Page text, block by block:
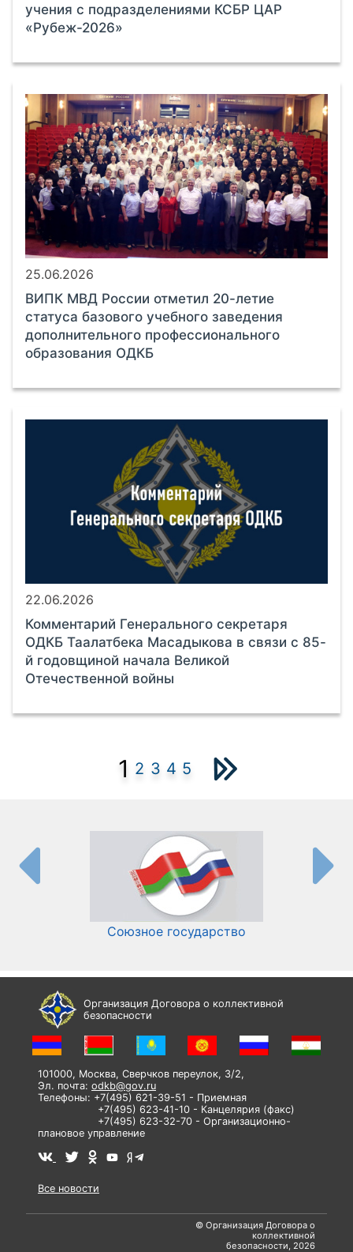
учения с подразделениями КСБР ЦАР
«Рубеж-2026»
25.06.2026
ВИПК МВД России отметил 20-летие
статуса базового учебного заведения
дополнительного профессионального
образования ОДКБ
22.06.2026
Комментарий Генерального секретаря
ОДКБ Таалатбека Масадыкова в связи с 85-
й годовщиной начала Великой
Отечественной войны
1 2 3 4 5
Союзное государство
Организация Договора о коллективной
безопасности
101000, Москва, Сверчков переулок, 3/2,
Эл. почта: odkb@gov.ru
Телефоны: +7(495) 621-39-51 - Приемная
+7(495) 623-41-10 - Канцелярия (факс)
+7(495) 623-32-70 - Организационно-
плановое управление
Все новости
© Организация Договора о
коллективной
безопасности, 2026